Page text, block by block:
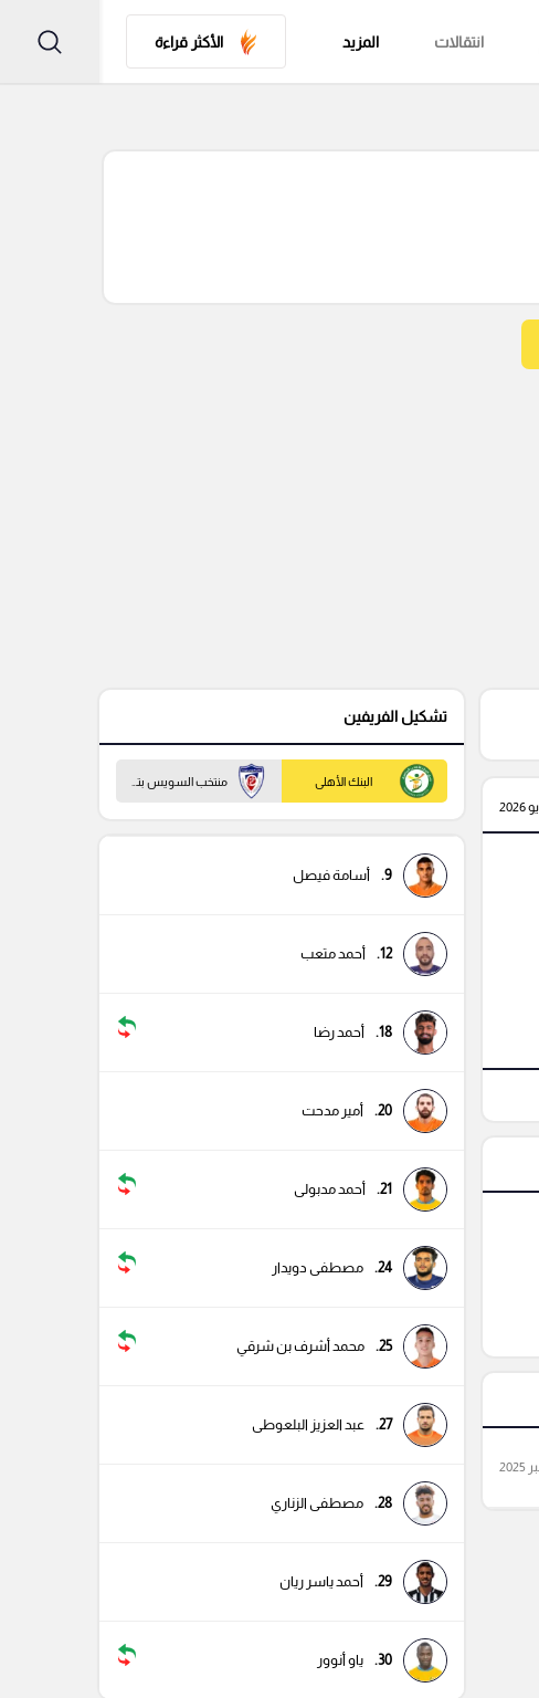
انتقالات المزيد الأكثر قراءة
تشكيل الفريفين
البنك الأهلى
9. أسامة فيصل
12. أحمد متعب
18. أحمد رضا
20. أمير مدحت
21. أحمد مدبولى
24. مصطفى دويدار
25. محمد أشرف بن شرقي
27. عبد العزيز البلعوطى
28. مصطفى الزناري
29. أحمد ياسر ريان
30. ياو أنوور